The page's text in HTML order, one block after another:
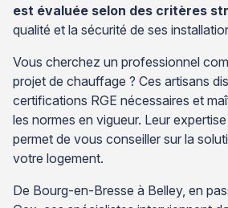
est évaluée selon des critères
qualité et la sécurité de ses
Vous cherchez un professionnel
projet de chauffage ? Ces artisans
certifications RGE nécessaires et
les normes en vigueur. Leur
permet de vous conseiller sur la
votre logement.
De Bourg-en-Bresse à Belley, en